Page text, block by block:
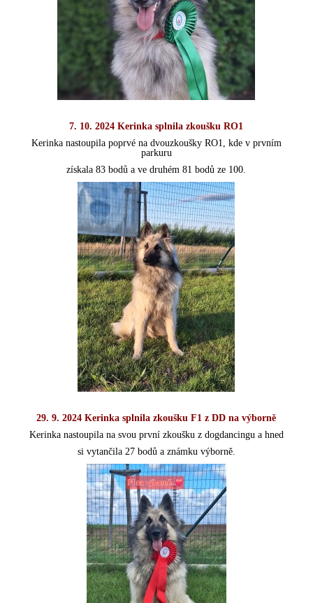
7. 10. 2024 Kerinka splnila zkoušku RO1
Kerinka nastoupila poprvé na dvouzkoušky RO1, kde v prvním
parkuru
získala 83 bodů a ve druhém 81 bodů ze 100.
29. 9. 2024 Kerinka splnila zkoušku F1 z DD na výborně
Kerinka nastoupila na svou první zkoušku z dogdancingu a hned
si vytančila 27 bodů a známku výborně.